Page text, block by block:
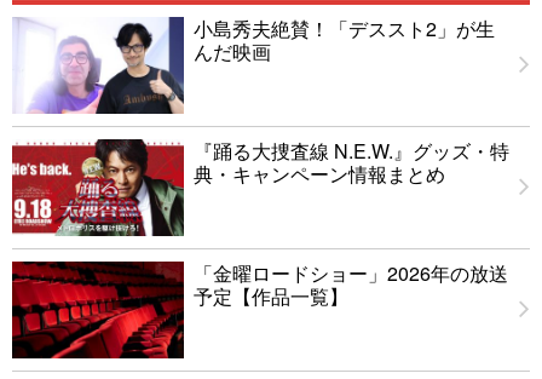
小島秀夫絶賛！「デススト2」が生
んだ映画
『踊る大捜査線 N.E.W.』グッズ・特
典・キャンペーン情報まとめ
「金曜ロードショー」2026年の放送
予定【作品一覧】